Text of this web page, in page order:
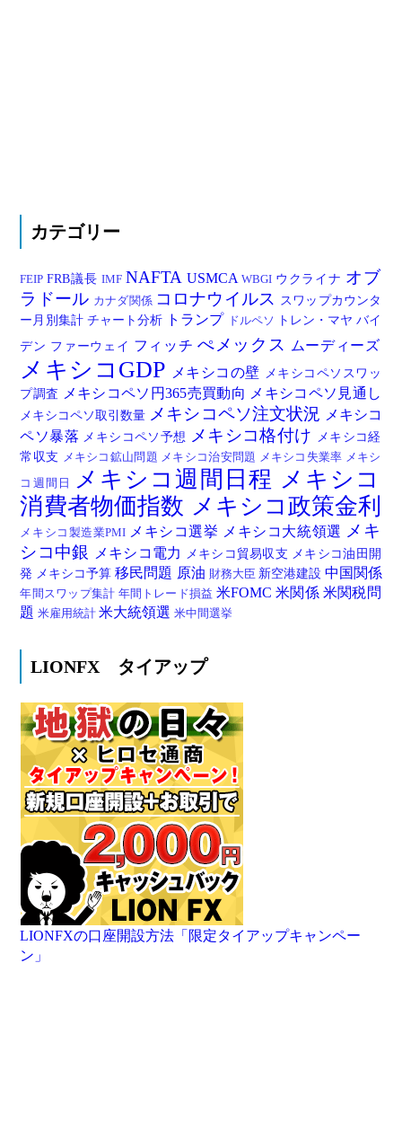
カテゴリー
FEIPFRB議長IMF NAFTA USMCAWBGI ウクライナ オブ
ラドール カナダ関係 コロナウイルス スワップカウンタ
ー月別集計 チャート分析 トランプ ドルペソ トレン・マヤバイ
デン ファーウェイ フィッチぺメックス ムーディーズ
メキシコGDP メキシコの壁 メキシコペソスワッ
プ調査
メキシコペソ円365売買動向 メキシコペソ見通し
メキシコペソ取引数量 メキシコペソ注文状況 メキシコ
ペソ暴落 メキシコペソ予想 メキシコ格付け メキシコ経
常収支 メキシコ鉱山問題 メキシコ治安問題 メキシコ失業率 メキシ
コ週間日 メキシコ週間日程 メキシコ
消費者物価指数 メキシコ政策金利
メキシコ製造業PMI メキシコ選挙 メキシコ大統領選 メキ
シコ中銀
メキシコ電力 メキシコ貿易収支 メキシコ油田開
発 メキシコ予算移民問題 原油 財務大臣 新空港建設 中国関係
年間スワップ集計 年間トレード損益 米FOMC米関係 米関税問
題米雇用統計米大統領選米中間選挙
LIONFX タイアップ
LIONFXの口座開設方法「限定タイアップキャンペー
ン」